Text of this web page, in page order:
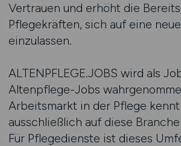
Vertrauen und erhöht die
Pflegekräften, sich auf eine
einzulassen.
ALTENPFLEGE.JOBS wird als
Altenpflege-Jobs
Arbeitsmarkt in der Pflege
ausschließlich auf diese
Für Pflegedienste ist dieses